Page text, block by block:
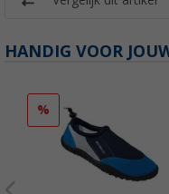
HANDIG VOOR
%